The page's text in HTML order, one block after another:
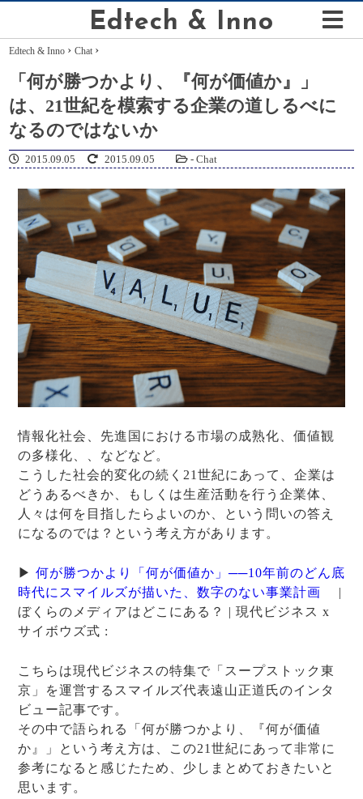
Edtech & Inno
Edtech & Inno ›Chat ›
「何が勝つかより、『何が価値か』」
は、21世紀を模索する企業の道しるべに
なるのではないか
2015.09.05 2015.09.05 -Chat
情報化社会、先進国における市場の成熟化、価値観
の多様化、、などなど。
こうした社会的変化の続く21世紀にあって、企業は
どうあるべきか、もしくは生産活動を行う企業体、
人々は何を目指したらよいのか、という問いの答え
になるのでは？という考え方があります。
▶ 何が勝つかより「何が価値か」──10年前のどん底
時代にスマイルズが描いた、数字のない事業計画 |
ぼくらのメディアはどこにある？ | 現代ビジネス x
サイボウズ式 :
こちらは現代ビジネスの特集で「スープストック東
京」を運営するスマイルズ代表遠山正道氏のインタ
ビュー記事です。
その中で語られる「何が勝つかより、『何が価値
か』」という考え方は、この21世紀にあって非常に
参考になると感じたため、少しまとめておきたいと
思います。